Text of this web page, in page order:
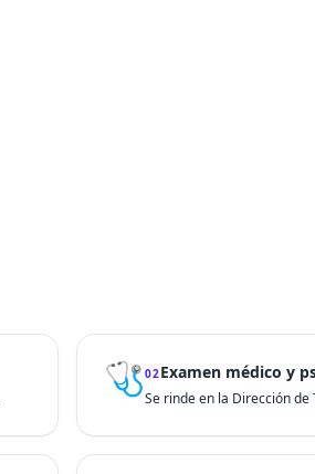
🩺02Examen médico y
Se rinde en la Dirección